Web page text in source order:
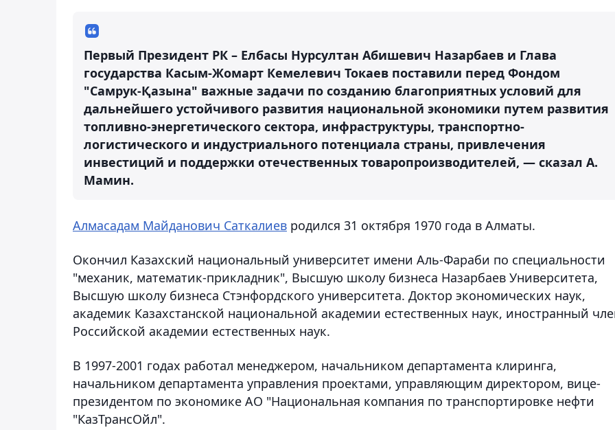
Первый Президент РК – Елбасы Нурсултан Абишевич Назарбаев и Глава
государства Касым-Жомарт Кемелевич Токаев поставили перед Фондом
"Самрук-Қазына" важные задачи по созданию благоприятных условий для
дальнейшего устойчивого развития национальной экономики путем развития
топливно-энергетического сектора, инфраструктуры, транспортно-
логистического и индустриального потенциала страны, привлечения
инвестиций и поддержки отечественных товаропроизводителей, — сказал А.
Мамин.
Алмасадам Майданович Саткалиев родился 31 октября 1970 года в Алматы.
Окончил Казахский национальный университет имени Аль-Фараби по специальности
"механик, математик-прикладник", Высшую школу бизнеса Назарбаев Университета,
Высшую школу бизнеса Стэнфордского университета. Доктор экономических наук,
академик Казахстанской национальной академии естественных наук, иностранный
Российской академии естественных наук.
В 1997-2001 годах работал менеджером, начальником департамента клиринга,
начальником департамента управления проектами, управляющим директором, вице-
президентом по экономике АО "Национальная компания по транспортировке нефти
"КазТрансОйл".